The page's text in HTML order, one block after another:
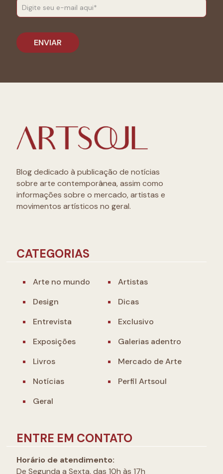
Blog dedicado à publicação de notícias
sobre arte contemporânea, assim como
informações sobre o mercado, artistas e
movimentos artísticos no geral.
CATEGORIAS
Arte no mundo
Artistas
Design
Dicas
Entrevista
Exclusivo
Exposições
Galerias adentro
Livros
Mercado de Arte
Notícias
Perfil Artsoul
Geral
ENTRE EM CONTATO
Horário de atendimento:
De Segunda a Sexta, das 10h às 17h